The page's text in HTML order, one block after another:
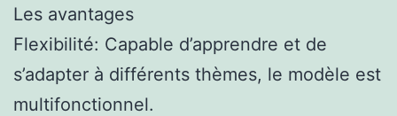
Les avantages
Flexibilité: Capable d’apprendre et de
s’adapter à différents thèmes, le modèle est
multifonctionnel.